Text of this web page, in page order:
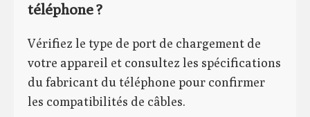
téléphone ?
Vérifiez le type de port de chargement de
votre appareil et consultez les spécifications
du fabricant du téléphone pour confirmer
les compatibilités de câbles.